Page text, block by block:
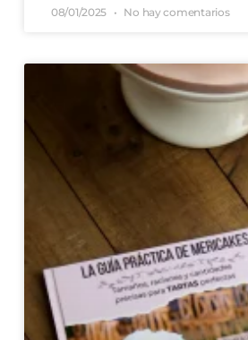
08/01/2025 No hay comentarios